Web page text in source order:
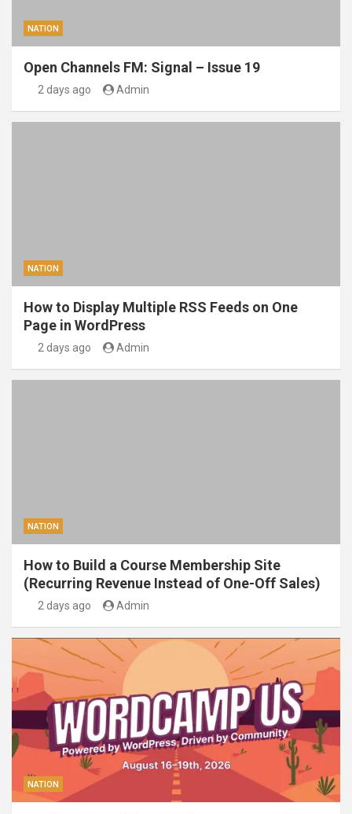
NATION
Open Channels FM: Signal – Issue 19
2 days ago Admin
NATION
How to Display Multiple RSS Feeds on One
Page in WordPress
2 days ago Admin
NATION
How to Build a Course Membership Site
(Recurring Revenue Instead of One-Off Sales)
2 days ago Admin
NATION